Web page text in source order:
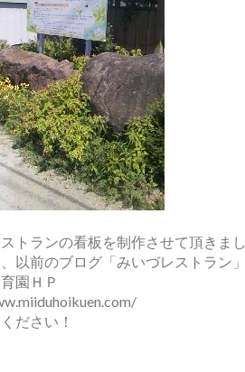
トランの看板を制作させて頂きまし
以前のブログ「みいづレストラン」
園ＨＰ
ださい！